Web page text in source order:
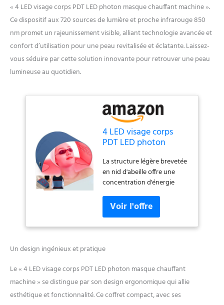
« 4 LED visage corps PDT LED photon masque chauffant machine ».
Ce dispositif aux 720 sources de lumière et proche infrarouge 850
nm promet un rajeunissement visible, alliant technologie avancée et
confort d’utilisation pour une peau revitalisée et éclatante. Laissez-
vous séduire par cette solution innovante pour retrouver une peau
lumineuse au quotidien.
4 LED visage corps
PDT LED photon
machine 720 sources
de lumière proche
infrarouge 850 nm
dispositif de
rajeunissement de la
peau
La structure légère brevetée
en nid d'abeille offre une
concentration d'énergie
douce pour la peau sans
risque de brûlure de la peau,
améliorant la sécurité de
l'utilisateur pendant les
Utilise quatre perles
avec des sources LED rouges
de 630 nm, 460 nm bleu, 590
nm jaune et 850 nm proche
infrarouge, combinées avec
Un design ingénieux et pratique
Le « 4 LED visage corps PDT LED photon masque chauffant
machine » se distingue par son design ergonomique qui allie
esthétique et fonctionnalité. Ce coffret compact, avec ses